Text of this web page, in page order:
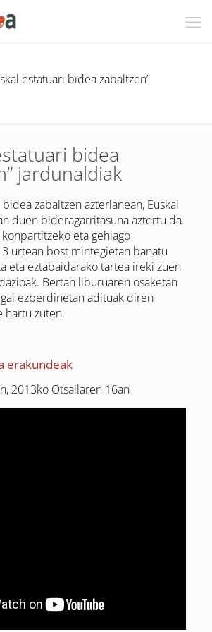
estatuari bidea zabaltzen”
bidea
jardunaldiak
zabaltzen azterlanean, Euskal
duen bideragarritasuna aztertu da.
eta gehiago
urtean bost mintegietan banatu
eta eztabaidarako tartea ireki zuen
Bertan liburuaren osaketan
ezberdinetan adituak diren
hartu zuten.
erakundeak
2013ko Otsailaren 16an